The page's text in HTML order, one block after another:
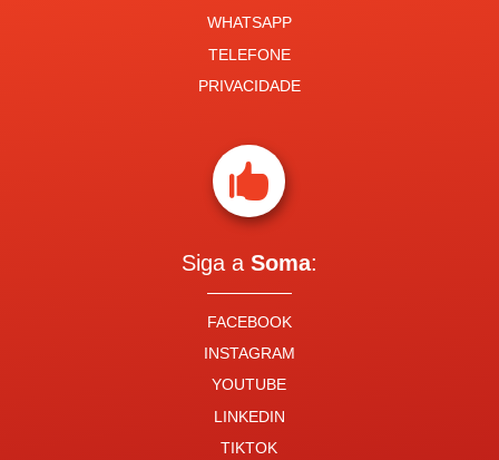
WHATSAPP
TELEFONE
PRIVACIDADE

Siga a Soma:
FACEBOOK
INSTAGRAM
YOUTUBE
LINKEDIN
TIKTOK